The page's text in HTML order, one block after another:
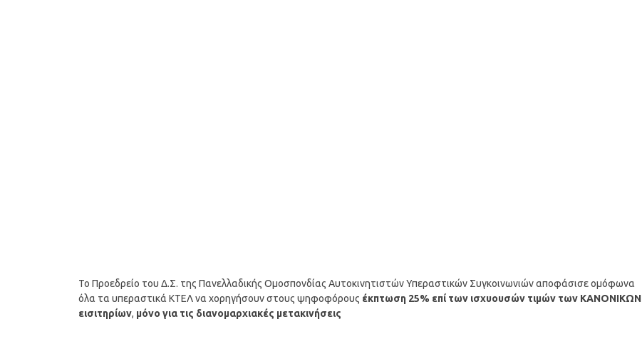
Το Προεδρείο του Δ.Σ. της Πανελλαδικής Ομοσπονδίας Αυτοκινητιστών Υπεραστικών Συγκοινωνιών αποφάσισε ομόφωνα
όλα τα υπεραστικά ΚΤΕΛ να χορηγήσουν στους ψηφοφόρους έκπτωση 25% επί των ισχυουσών τιμών των ΚΑΝΟΝΙΚΩΝ
εισιτηρίων, μόνο για τις διανομαρχιακές μετακινήσεις